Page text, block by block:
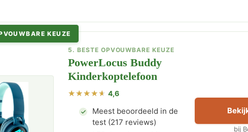
KEUZE
5. BESTE OPVOUWBARE KEUZE
PowerLocus Buddy
Kinderkoptelefoon
4,6
Meest beoordeeld in de
test (217 reviews)
bij